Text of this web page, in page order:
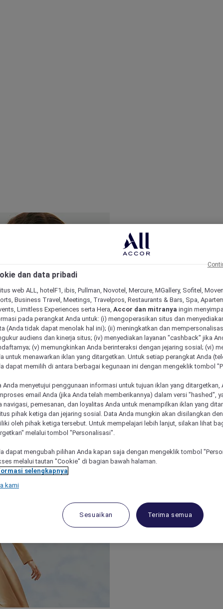
Mercure unik
dan data pribadi
web ALL, hotelF1, ibis, Pullman, Novotel, Mercure, MGallery, Sofitel,
Business Travel, Meetings, Travelpros, Restaurants & Bars, Spa,
Limitless Experiences serta Hera, Accor dan mitranya ingin
pada perangkat Anda untuk: (i) mengoperasikan situs dan
(Anda tidak dapat menolak hal ini); (ii) meningkatkan dan
audiens dan kinerja situs; (iv) menyediakan layanan "cashback" jika
(v) memungkinkan Anda berinteraksi dengan jejaring sosial; (vi)
untuk menawarkan iklan yang ditargetkan. Untuk setiap perangkat Anda
dapat memilih di antara berbagai kegunaan ini dengan mengeklik tombol
Anda menyetujui penggunaan informasi untuk tujuan iklan yang ditargetkan,
email Anda (jika Anda telah memberikannya) dalam versi "hashed",
navigasi, pemesanan, dan loyalitas Anda untuk menampilkan iklan yang
pihak ketiga dan jejaring sosial. Data Anda mungkin akan disilangkan
oleh pihak ketiga tersebut. Untuk mempelajari lebih lanjut, silakan lihat
melalui tombol "Personalisasi".
dapat mengubah pilihan Anda kapan saja dengan mengeklik tombol
melalui tautan "Cookie" di bagian bawah halaman.
selengkapnya
kami
Sesuaikan Terima semua